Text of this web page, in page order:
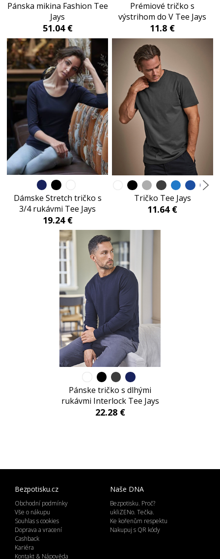
Pánska mikina Fashion Tee
Jays
51.04 €
Prémiové tričko s
výstrihom do V Tee Jays
11.8 €
Dámske Stretch tričko s
3/4 rukávmi Tee Jays
19.24 €
Tričko Tee Jays
11.64 €
Pánske tričko s dlhými
rukávmi Interlock Tee Jays
22.28 €
Bezpotisku.cz
Obchodní podmínky
Vše o nákupu
Souhlas s cookies
Doprava a vracení
Cashback
Kariéra
Kontakt & Nápověda
Naše DNA
Bezpotisku. Proč?
ukliZENo. Tečka.
Ke kořenům respektu
Nakupuj s QR kódy